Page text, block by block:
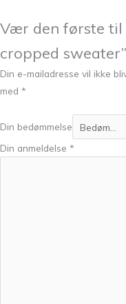
Vær den første til
cropped sweater”
Din e-mailadresse vil ikke
med *
Din bedømmelse
Din anmeldelse *